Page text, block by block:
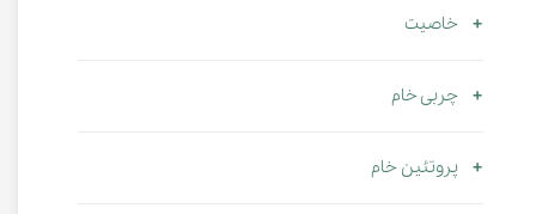
خاصیت
چربی خام
پروتئین خام